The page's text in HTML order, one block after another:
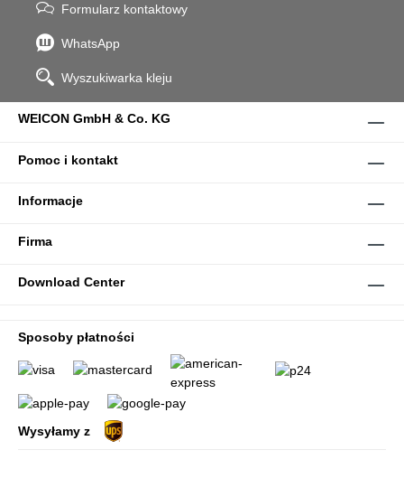
Formularz kontaktowy
WhatsApp
Wyszukiwarka kleju
WEICON GmbH & Co. KG
Pomoc i kontakt
Informacje
Firma
Download Center
Sposoby płatności
Wysyłamy z